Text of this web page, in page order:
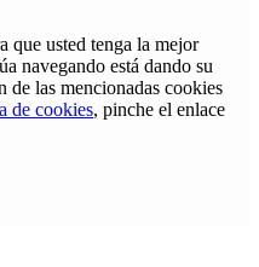
que usted tenga la mejor
navegando está dando su
de las mencionadas cookies
de cookies, pinche el enlace